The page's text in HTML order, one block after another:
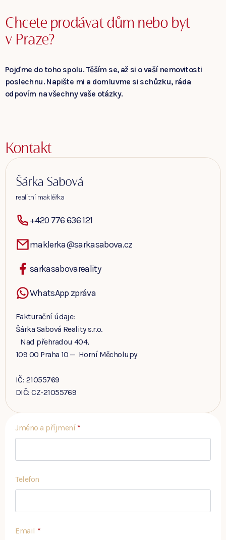
Chcete prodávat dům nebo byt
v Praze?
Pojďme do toho spolu. Těším se, až si o vaší nemovitosti
poslechnu. Napište mi a domluvme si schůzku, ráda
odpovím na všechny vaše otázky.
Kontakt
Šárka Sabová
realitní makléřka
+420 776 636 121
maklerka@sarkasabova.cz
sarkasabovareality
WhatsApp zpráva
Fakturační údaje:
Šárka Sabová Reality s.r.o.
Nad přehradou 404,
109 00 Praha 10 — Horní Měcholupy
IČ: 21055769
DIČ: CZ-21055769
Jméno a příjmení *
Telefon
Email *